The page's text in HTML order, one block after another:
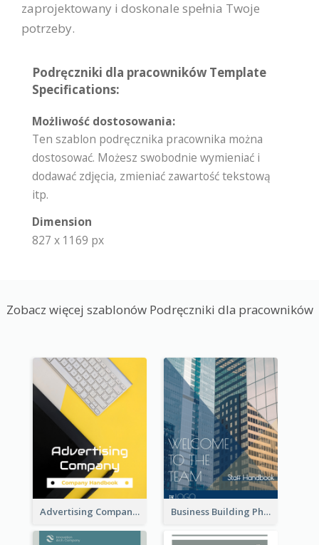
zaprojektowany i doskonale spełnia Twoje
potrzeby.
Podręczniki dla pracowników Template
Specifications:
Możliwość dostosowania:
Ten szablon podręcznika pracownika można
dostosować. Możesz swobodnie wymieniać i
dodawać zdjęcia, zmieniać zawartość tekstową
itp.
Dimension
827 x 1169 px
Zobacz więcej szablonów Podręczniki dla pracowników
Advertising Company Employee Handbook Business Building Photo Employee Handbook